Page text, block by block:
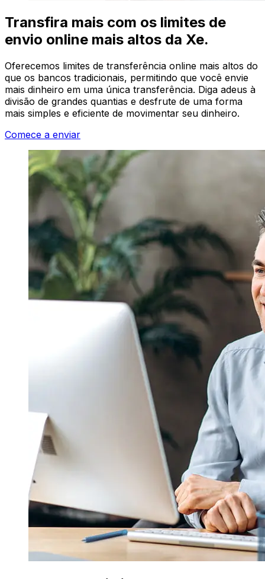
Transfira mais com os limites de
envio online mais altos da Xe.
Oferecemos limites de transferência online mais altos do
que os bancos tradicionais, permitindo que você envie
mais dinheiro em uma única transferência. Diga adeus à
divisão de grandes quantias e desfrute de uma forma
mais simples e eficiente de movimentar seu dinheiro.
Comece a enviar